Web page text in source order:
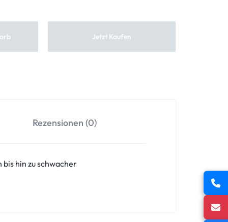
Jetzt Kaufen
Rezensionen (0)
hin zu schwacher